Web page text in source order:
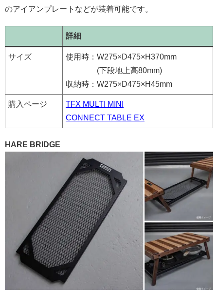
のアイアンプレートなどが装着可能です。
詳細
サイズ
使用時：W275×D475×H370mm
(下段地上高80mm)
収納時：W275×D475×H45mm
購入ページ
TFX MULTI MINI
CONNECT TABLE EX
HARE BRIDGE